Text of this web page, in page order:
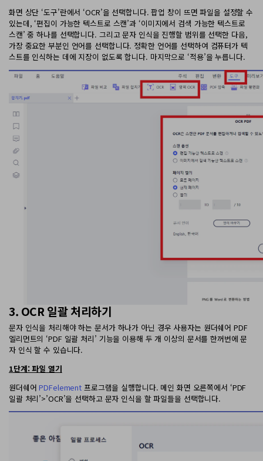
화면 상단 ‘도구’란에서 ‘OCR’을 선택합니다. 팝업 창이 뜨면 파일을 설정할 수
있는데, ‘편집이 가능한 텍스트로 스캔’과 ‘이미지에서 검색 가능한 텍스트로
스캔’ 중 하나를 선택합니다. 그리고 문자 인식을 진행할 범위를 선택한 다음,
가장 중요한 부분인 언어를 선택합니다. 정확한 언어를 선택하여 컴퓨터가 텍
스트를 인식하는 데에 지장이 없도록 합니다. 마지막으로 ‘적용’을 누릅니다.
3. OCR 일괄 처리하기
문자 인식을 처리해야 하는 문서가 하나가 아닌 경우 사용자는 원더쉐어 PDF
엘리먼트의 ‘PDF 일괄 처리’ 기능을 이용해 두 개 이상의 문서를 한꺼번에 문
자 인식 할 수 있습니다.
1단계: 파일 열기
원더쉐어PDFelement 프로그램을 실행합니다. 메인 화면 오른쪽에서 ‘PDF
일괄 처리’>’OCR’을 선택하고 문자 인식을 할 파일들을 선택합니다.